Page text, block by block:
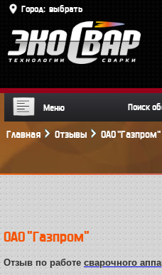
Город: выбрать
Меню
Главная Отзывы ОАО "Газпром"
ОАО "Газпром"
Отзыв по работе сварочного